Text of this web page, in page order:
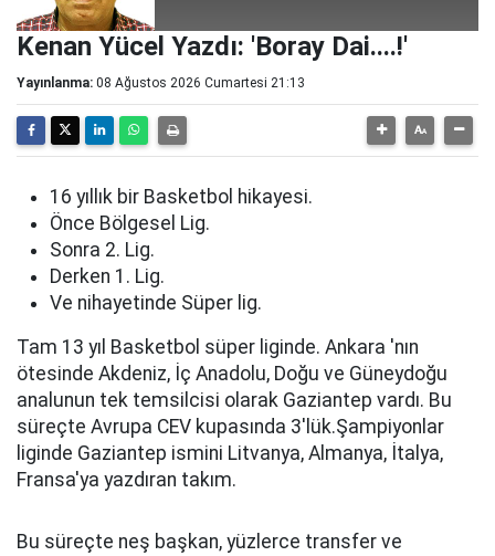
Kenan Yücel Yazdı: 'Boray Dai....!'
Yayınlanma: 08 Ağustos 2026 Cumartesi 21:13
16 yıllık bir Basketbol hikayesi.
Önce Bölgesel Lig.
Sonra 2. Lig.
Derken 1. Lig.
Ve nihayetinde Süper lig.
Tam 13 yıl Basketbol süper liginde. Ankara 'nın
ötesinde Akdeniz, İç Anadolu, Doğu ve Güneydoğu
analunun tek temsilcisi olarak Gaziantep vardı. Bu
süreçte Avrupa CEV kupasında 3'lük.Şampiyonlar
liginde Gaziantep ismini Litvanya, Almanya, İtalya,
Fransa'ya yazdıran takım.
Bu süreçte neş başkan, yüzlerce transfer ve